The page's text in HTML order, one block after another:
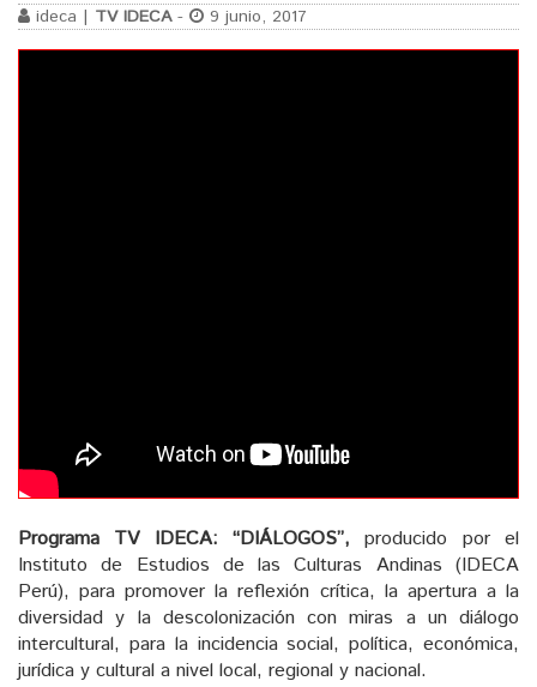
ideca | TV IDECA- 9 junio, 2017
Programa TV IDECA: “DIÁLOGOS”,producido por el
Instituto de Estudios de las Culturas Andinas (IDECA
Perú), para promover la reflexión crítica, la apertura a la
diversidad y la descolonización con miras a un diálogo
intercultural, para la incidencia social, política, económica,
jurídica y cultural a nivel local, regional y nacional.